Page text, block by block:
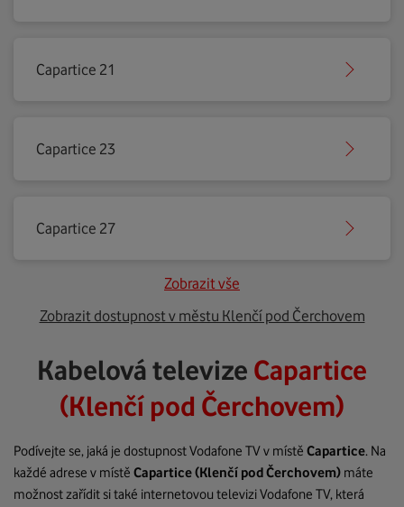
Capartice 21
Capartice 23
Capartice 27
Zobrazit vše
Zobrazit dostupnost v městu Klenčí pod Čerchovem
Kabelová televize Capartice
(Klenčí pod Čerchovem)
Podívejte se, jaká je dostupnost Vodafone TV v místě Capartice. Na
každé adrese v místě Capartice(Klenčí pod Čerchovem) máte
možnost zařídit si také internetovou televizi Vodafone TV, která